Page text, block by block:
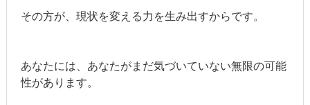
その方が、現状を変える力を生み出すからです。
あなたには、あなたがまだ気づいていない無限の可能
性があります。